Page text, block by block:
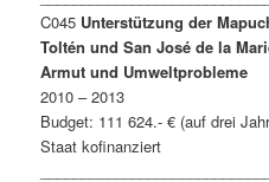
C045 Unterstützung der
Toltén und San José de la
Armut und Umweltprobleme
2010 – 2013
Budget: 111 624.- € (auf drei
Staat kofinanziert